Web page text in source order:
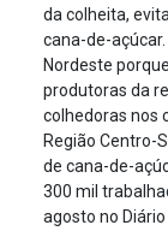
da colheita,
cana-de-
Nordeste
produtoras da
colhedoras nos
Região Centro-
de cana-de-
300 mil
agosto no